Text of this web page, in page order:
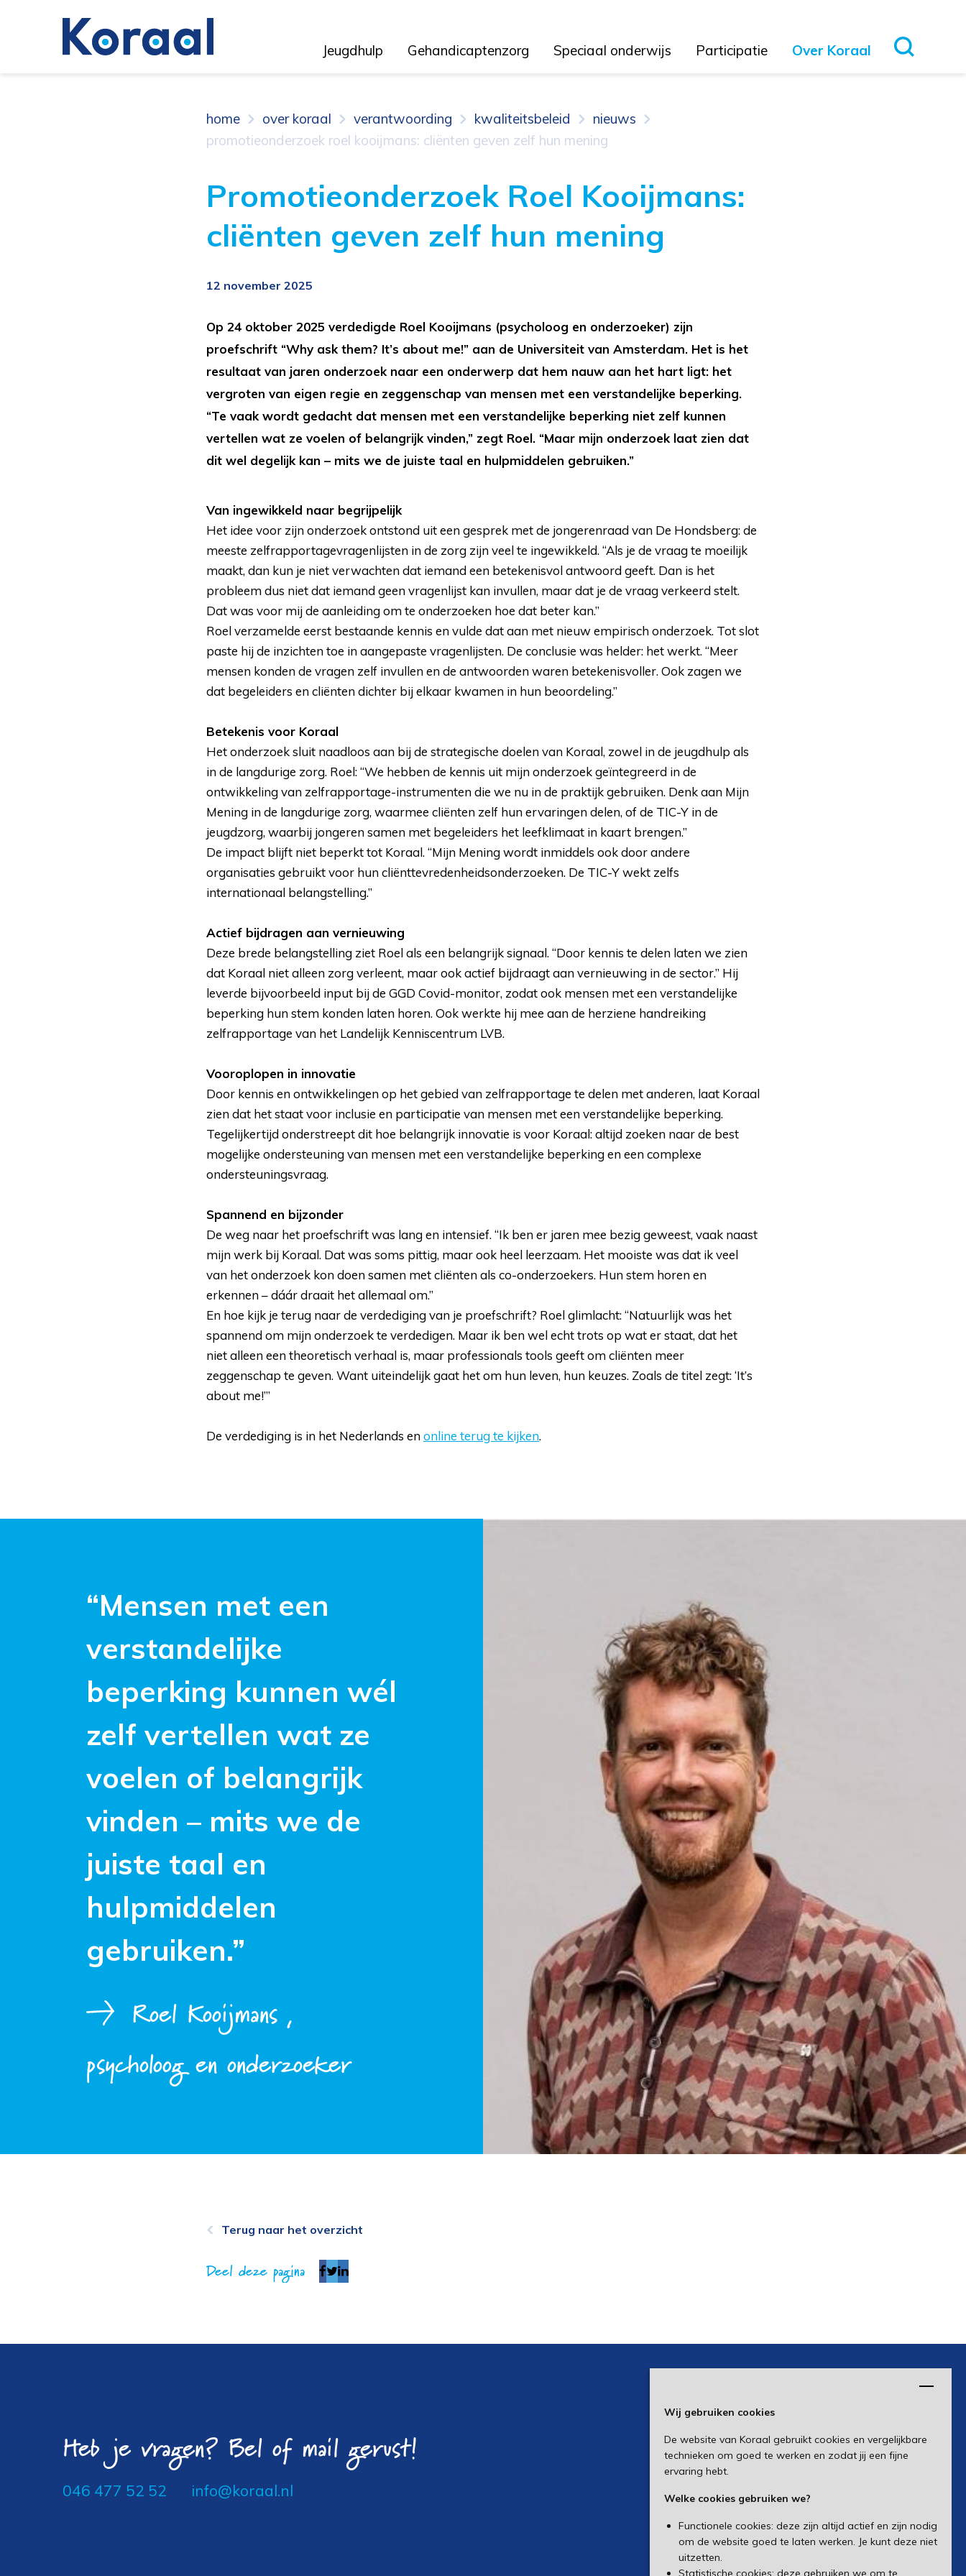
Wij gebruiken cookies
De website van Koraal gebruikt cookies en vergelijkbare
technieken om goed te werken en zodat jij een fijne
ervaring hebt.
Welke cookies gebruiken we?
Functionele cookies: deze zijn altijd actief en zijn nodig
om de website goed te laten werken. Je kunt deze niet
uitzetten.
Statistische cookies: deze gebruiken we om te
Jeugdhulp Gehandicaptenzorg Speciaal onderwijs Participatie Over Koraal
home over koraal verantwoording kwaliteitsbeleid
nieuws
promotieonderzoek roel kooijmans: cliënten geven zelf hun mening
Promotieonderzoek Roel Kooijmans:
cliënten geven zelf hun mening
12 november 2025
Op 24 oktober 2025 verdedigde Roel Kooijmans (psycholoog en onderzoeker) zijn
proefschrift “Why ask them? It’s about me!” aan de Universiteit van Amsterdam. Het is het
resultaat van jaren onderzoek naar een onderwerp dat hem nauw aan het hart ligt: het
vergroten van eigen regie en zeggenschap van mensen met een verstandelijke beperking.
“Te vaak wordt gedacht dat mensen met een verstandelijke beperking niet zelf kunnen
vertellen wat ze voelen of belangrijk vinden,” zegt Roel. “Maar mijn onderzoek laat zien dat
dit wel degelijk kan – mits we de juiste taal en hulpmiddelen gebruiken.”
Van ingewikkeld naar begrijpelijk
Het idee voor zijn onderzoek ontstond uit een gesprek met de jongerenraad van De Hondsberg: de
meeste zelfrapportagevragenlijsten in de zorg zijn veel te ingewikkeld. “Als je de vraag te moeilijk
maakt, dan kun je niet verwachten dat iemand een betekenisvol antwoord geeft. Dan is het
probleem dus niet dat iemand geen vragenlijst kan invullen, maar dat je de vraag verkeerd stelt.
Dat was voor mij de aanleiding om te onderzoeken hoe dat beter kan.”
Roel verzamelde eerst bestaande kennis en vulde dat aan met nieuw empirisch onderzoek. Tot slot
paste hij de inzichten toe in aangepaste vragenlijsten. De conclusie was helder: het werkt. “Meer
mensen konden de vragen zelf invullen en de antwoorden waren betekenisvoller. Ook zagen we
dat begeleiders en cliënten dichter bij elkaar kwamen in hun beoordeling.”
Betekenis voor Koraal
Het onderzoek sluit naadloos aan bij de strategische doelen van Koraal, zowel in de jeugdhulp als
in de langdurige zorg. Roel: “We hebben de kennis uit mijn onderzoek geïntegreerd in de
ontwikkeling van zelfrapportage-instrumenten die we nu in de praktijk gebruiken. Denk aan Mijn
Mening in de langdurige zorg, waarmee cliënten zelf hun ervaringen delen, of de TIC-Y in de
jeugdzorg, waarbij jongeren samen met begeleiders het leefklimaat in kaart brengen.”
De impact blijft niet beperkt tot Koraal. “Mijn Mening wordt inmiddels ook door andere
organisaties gebruikt voor hun cliënttevredenheidsonderzoeken. De TIC-Y wekt zelfs
internationaal belangstelling.”
Actief bijdragen aan vernieuwing
Deze brede belangstelling ziet Roel als een belangrijk signaal. “Door kennis te delen laten we zien
dat Koraal niet alleen zorg verleent, maar ook actief bijdraagt aan vernieuwing in de sector.” Hij
leverde bijvoorbeeld input bij de GGD Covid-monitor, zodat ook mensen met een verstandelijke
beperking hun stem konden laten horen. Ook werkte hij mee aan de herziene handreiking
zelfrapportage van het Landelijk Kenniscentrum LVB.
Vooroplopen in innovatie
Door kennis en ontwikkelingen op het gebied van zelfrapportage te delen met anderen, laat Koraal
zien dat het staat voor inclusie en participatie van mensen met een verstandelijke beperking.
Tegelijkertijd onderstreept dit hoe belangrijk innovatie is voor Koraal: altijd zoeken naar de best
mogelijke ondersteuning van mensen met een verstandelijke beperking en een complexe
ondersteuningsvraag.
Spannend en bijzonder
De weg naar het proefschrift was lang en intensief. “Ik ben er jaren mee bezig geweest, vaak naast
mijn werk bij Koraal. Dat was soms pittig, maar ook heel leerzaam. Het mooiste was dat ik veel
van het onderzoek kon doen samen met cliënten als co-onderzoekers. Hun stem horen en
erkennen – dáár draait het allemaal om.”
En hoe kijk je terug naar de verdediging van je proefschrift? Roel glimlacht: “Natuurlijk was het
spannend om mijn onderzoek te verdedigen. Maar ik ben wel echt trots op wat er staat, dat het
niet alleen een theoretisch verhaal is, maar professionals tools geeft om cliënten meer
zeggenschap te geven. Want uiteindelijk gaat het om hun leven, hun keuzes. Zoals de titel zegt: ‘It’s
about me!’”
De verdediging is in het Nederlands en online terug te kijken.
“Mensen met een
verstandelijke
beperking kunnen wél
zelf vertellen wat ze
voelen of belangrijk
vinden – mits we de
juiste taal en
hulpmiddelen
gebruiken.”
Roel Kooijmans ,
psycholoog en onderzoeker
Terug naar het overzicht
Deel deze pagina
Heb je vragen? Bel of mail gerust!
046 477 52 52 info@koraal.nl